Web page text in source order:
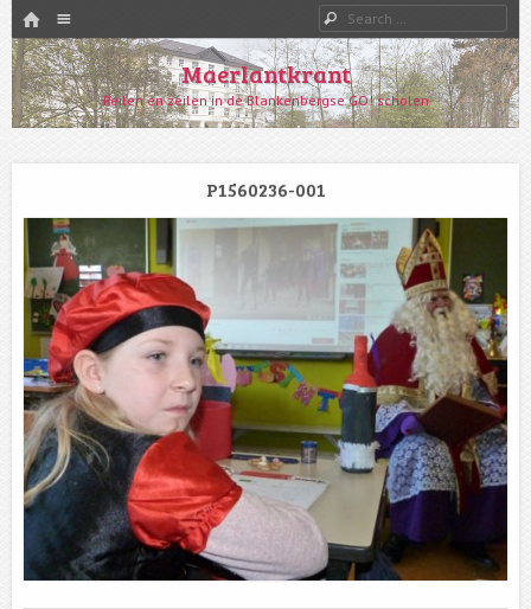
HOME
SKIP TO CONTENT
Search
Maerlantkrant
Reilen en zeilen in de Blankenbergse GO! scholen
P1560236-001